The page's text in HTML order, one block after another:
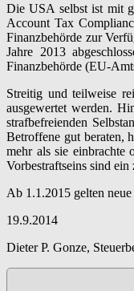
Die USA selbst ist mit
Account Tax
Finanzbehörde zur
Jahre 2013
Finanzbehörde (EU-
Streitig und teilweise
ausgewertet werden.
strafbefreienden
Betroffene gut beraten,
mehr als sie einbrachte
Vorbestraftseins sind ein
Ab 1.1.2015 gelten
19.9.2014
Dieter P. Gonze,